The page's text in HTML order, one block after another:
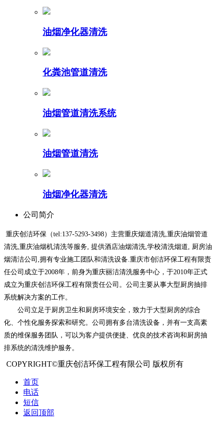
油烟净化器清洗
化粪池管道清洗
油烟管道清洗系统
油烟管道清洗
油烟净化器清洗
公司简介
重庆创洁环保（tel:137-5293-3498）主营重庆烟道清洗,重庆油烟管道
清洗,重庆油烟机清洗等服务, 提供酒店油烟清洗,学校清洗烟道, 厨房油
烟清洁公司,拥有专业施工团队和清洗设备.重庆市创洁环保工程有限责
任公司成立于2008年，前身为重庆丽洁清洗服务中心，于2010年正式
成立为重庆创洁环保工程有限责任公司。公司主要从事大型厨房抽排
系统解决方案的工作。
公司立足于厨房卫生和厨房环境安全，致力于大型厨房的综合
化、个性化服务探索和研究。公司拥有多台清洗设备，并有一支高素
质的维保服务团队，可以为客户提供便捷、优良的技术咨询和厨房抽
排系统的清洗维护服务。
COPYRIGHT©重庆创洁环保工程有限公司 版权所有
首页
电话
短信
返回顶部